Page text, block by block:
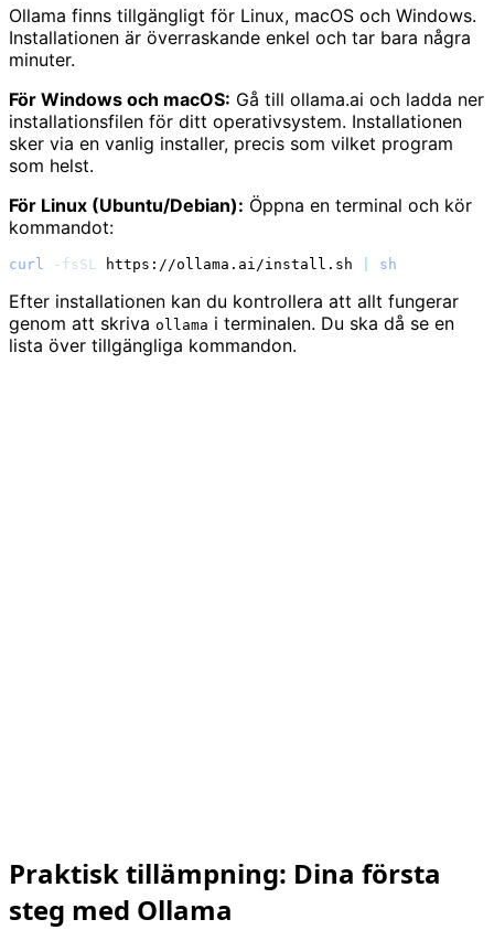
Ollama finns tillgängligt för Linux, macOS och Windows.
Installationen är överraskande enkel och tar bara några
minuter.
För Windows och macOS: Gå till ollama.ai och ladda ner
installationsfilen för ditt operativsystem. Installationen
sker via en vanlig installer, precis som vilket program
som helst.
För Linux (Ubuntu/Debian): Öppna en terminal och kör
kommandot:
curl -fsSL https://ollama.ai/install.sh sh
Efter installationen kan du kontrollera att allt fungerar
genom att skriva ollama i terminalen. Du ska då se en
lista över tillgängliga kommandon.
Praktisk tillämpning: Dina första
steg med Ollama